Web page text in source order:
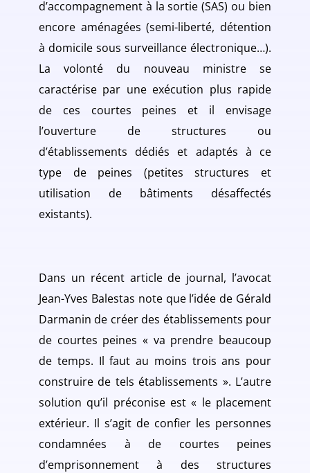
d’accompagnement à la sortie (SAS) ou bien
encore aménagées (semi-liberté, détention
à domicile sous surveillance électronique…).
La volonté du nouveau ministre se
caractérise par une exécution plus rapide
de ces courtes peines et il envisage
l’ouverture de structures ou
d’établissements dédiés et adaptés à ce
type de peines (petites structures et
utilisation de bâtiments désaffectés
existants).
Dans un récent article de journal, l’avocat
Jean-Yves Balestas note que l’idée de Gérald
Darmanin de créer des établissements pour
de courtes peines « va prendre beaucoup
de temps. Il faut au moins trois ans pour
construire de tels établissements ». L’autre
solution qu’il préconise est « le placement
extérieur. Il s’agit de confier les personnes
condamnées à de courtes peines
d’emprisonnement à des structures